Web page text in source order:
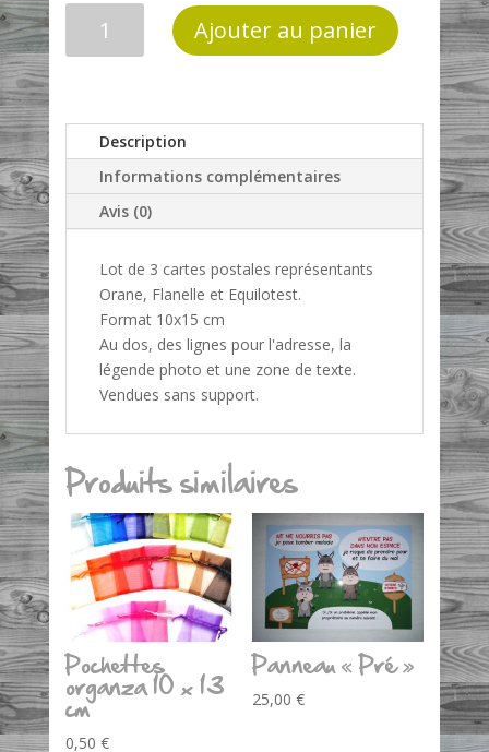
cartes
postales
Ajouter au panier
Description
Informations complémentaires
Avis (0)
Lot de 3 cartes postales représentants
Orane, Flanelle et Equilotest.
Format 10x15 cm
Au dos, des lignes pour l'adresse, la
légende photo et une zone de texte.
Vendues sans support.
Produits similaires
Pochettes
organza 10 x 13
cm
0,50 €
Panneau « Pré »
25,00 €